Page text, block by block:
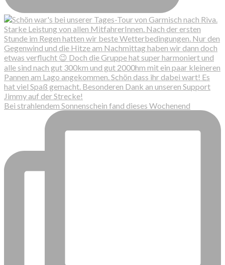
Bei strahlendem Sonnenschein fand dieses Wochenend